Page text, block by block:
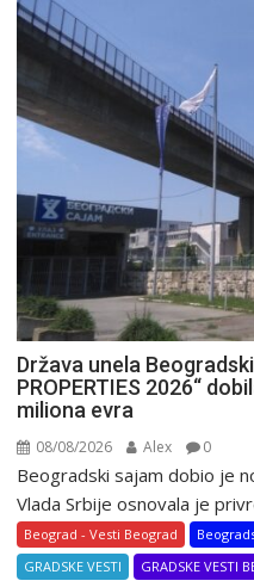
Država unela
PROPERTIES 2026“
miliona evra
08/08/2026 Alex 0
Beogradski sajam dobio je
Vlada Srbije osnovala je
Beograd - Vesti Beograd
GRADSKE VESTI
GRADSKE VESTI